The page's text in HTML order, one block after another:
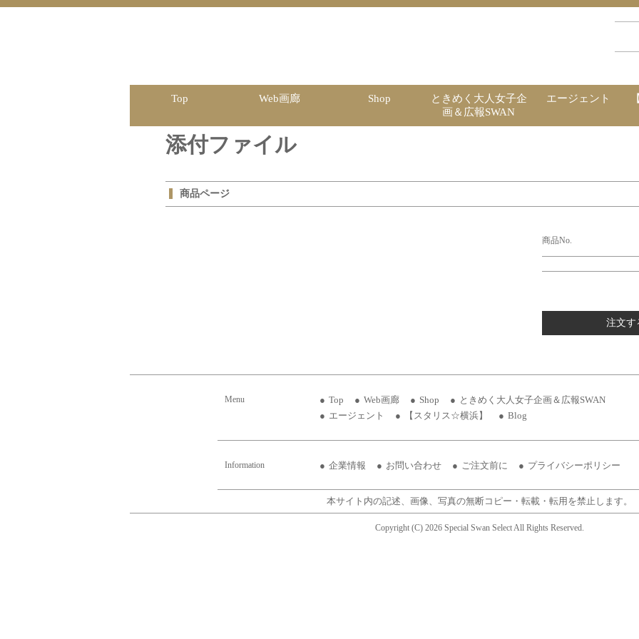
Top Web画廊 Shop
ときめく大人女子企
画＆広報SWAN
エージェント
添付ファイル
商品ページ
商品No.
注文す
Menu Top Web画廊 Shop
ときめく大人女子企画＆広報SWAN
エージェント
【スタリス☆横浜】 Blog
Information 企業情報 お問い合わせ ご注文前に プライバシーポリシー
本サイト内の記述、画像、写真の無断コピー・転載・転用を禁止します。
Copyright (C) 2026 Special Swan Select All Rights Reserved.